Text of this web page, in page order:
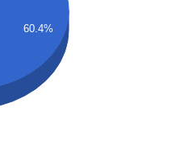
60.4%